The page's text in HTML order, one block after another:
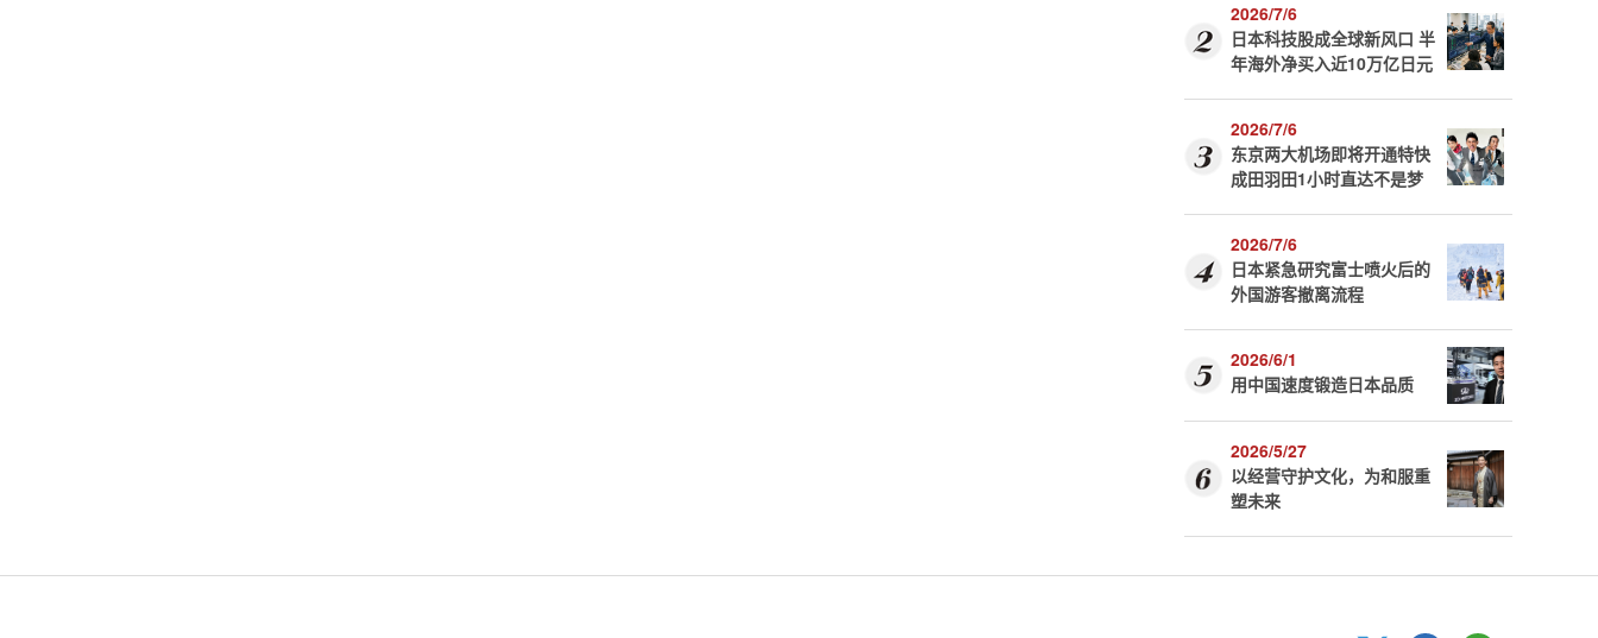
2026/7/6
日本科技股成全球新风口 半
年海外净买入近10万亿日元
2026/7/6
东京两大机场即将开通特快
成田羽田1小时直达不是梦
2026/7/6
日本紧急研究富士喷火后的
外国游客撤离流程
2026/6/1
用中国速度锻造日本品质
2026/5/27
以经营守护文化，为和服重
塑未来